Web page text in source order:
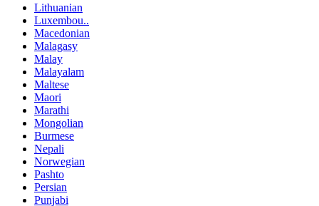
Lithuanian
Luxembou..
Macedonian
Malagasy
Malay
Malayalam
Maltese
Maori
Marathi
Mongolian
Burmese
Nepali
Norwegian
Pashto
Persian
Punjabi